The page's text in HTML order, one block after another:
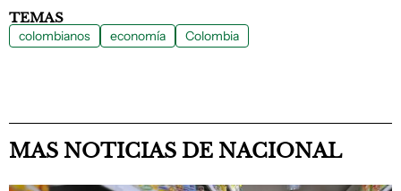
TEMAS
colombianos economía Colombia
MAS NOTICIAS DE NACIONAL